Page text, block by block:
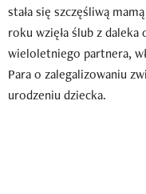
stała się szczęśliwą
roku wzięła ślub z daleka
wieloletniego partnera,
Para o zalegalizowaniu
urodzeniu dziecka.